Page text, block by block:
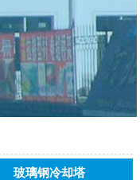
玻璃钢冷却塔